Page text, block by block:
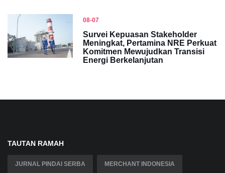
08-07
Survei Kepuasan Stakeholder
Meningkat, Pertamina NRE Perkuat
Komitmen Mewujudkan Transisi
Energi Berkelanjutan
TAUTAN RAMAH
JURNAL PINDAI SERBA MERCHANT INDONESIA